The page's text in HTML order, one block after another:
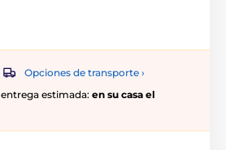
Opciones de transporte ›
entrega estimada: en su casa el